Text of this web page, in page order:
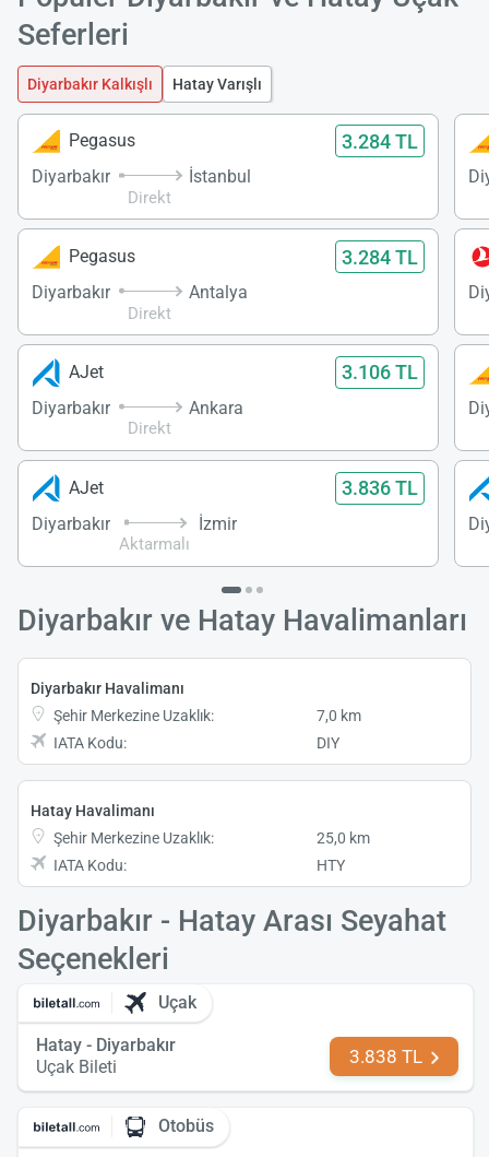
Seferleri
Diyarbakır Kalkışlı Hatay Varışlı
Pegasus 3.284 TL
Diyarbakır
Direkt
İstanbul
Pegasus 3.284 TL
Diyarbakır
Direkt
Antalya
AJet 3.106 TL
Diyarbakır
Direkt
Ankara
AJet 3.836 TL
Diyarbakır
Aktarmalı
İzmir
Diyarbakır ve Hatay Havalimanları
Diyarbakır Havalimanı
Şehir Merkezine Uzaklık:
7,0 km
IATA Kodu:
DIY
Hatay Havalimanı
Şehir Merkezine Uzaklık:
25,0 km
IATA Kodu:
HTY
Diyarbakır - Hatay Arası Seyahat
Seçenekleri
Uçak
Hatay - Diyarbakır
Uçak Bileti
3.838 TL
Otobüs